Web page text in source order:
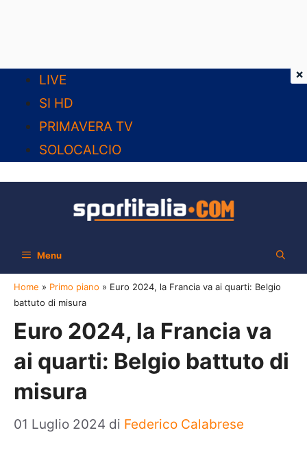
contenuto
LIVE
SI HD
PRIMAVERA TV
SOLOCALCIO
Menu
Home » Primo piano » Euro 2024, la Francia va ai quarti: Belgio
battuto di misura
Euro 2024, la Francia va
ai quarti: Belgio battuto di
misura
01 Luglio 2024 di Federico Calabrese
×